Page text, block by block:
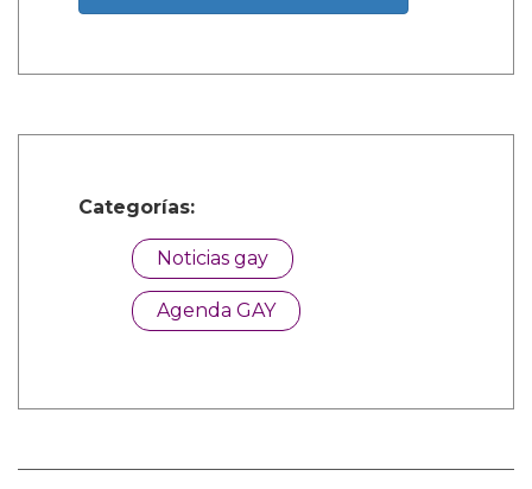
Categorías:
Noticias gay
Agenda GAY